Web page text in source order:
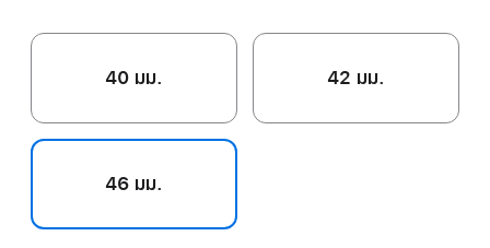
40 มม. 42 มม.
46 มม.